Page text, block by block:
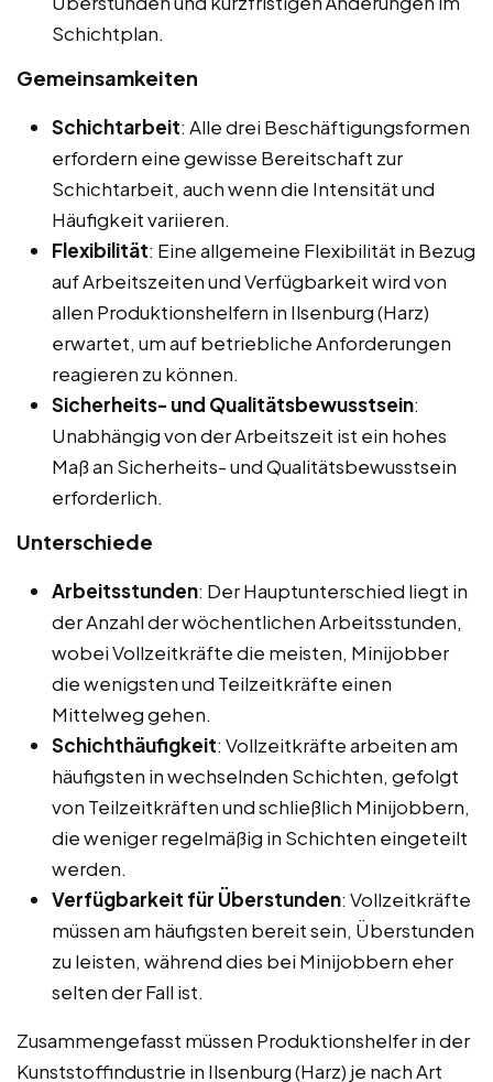
Schichtplan.
Gemeinsamkeiten
Schichtarbeit: Alle drei Beschäftigungsformen
erfordern eine gewisse Bereitschaft zur
Schichtarbeit, auch wenn die Intensität und
Häufigkeit variieren.
Flexibilität: Eine allgemeine Flexibilität in Bezug
auf Arbeitszeiten und Verfügbarkeit wird von
allen Produktionshelfern in Ilsenburg (Harz)
erwartet, um auf betriebliche Anforderungen
reagieren zu können.
Sicherheits- und Qualitätsbewusstsein:
Unabhängig von der Arbeitszeit ist ein hohes
Maß an Sicherheits- und Qualitätsbewusstsein
erforderlich.
Unterschiede
Arbeitsstunden: Der Hauptunterschied liegt in
der Anzahl der wöchentlichen Arbeitsstunden,
wobei Vollzeitkräfte die meisten, Minijobber
die wenigsten und Teilzeitkräfte einen
Mittelweg gehen.
Schichthäufigkeit: Vollzeitkräfte arbeiten am
häufigsten in wechselnden Schichten, gefolgt
von Teilzeitkräften und schließlich Minijobbern,
die weniger regelmäßig in Schichten eingeteilt
werden.
Verfügbarkeit für Überstunden: Vollzeitkräfte
müssen am häufigsten bereit sein, Überstunden
zu leisten, während dies bei Minijobbern eher
selten der Fall ist.
Zusammengefasst müssen Produktionshelfer in der
Kunststoffindustrie in Ilsenburg (Harz) je nach Art